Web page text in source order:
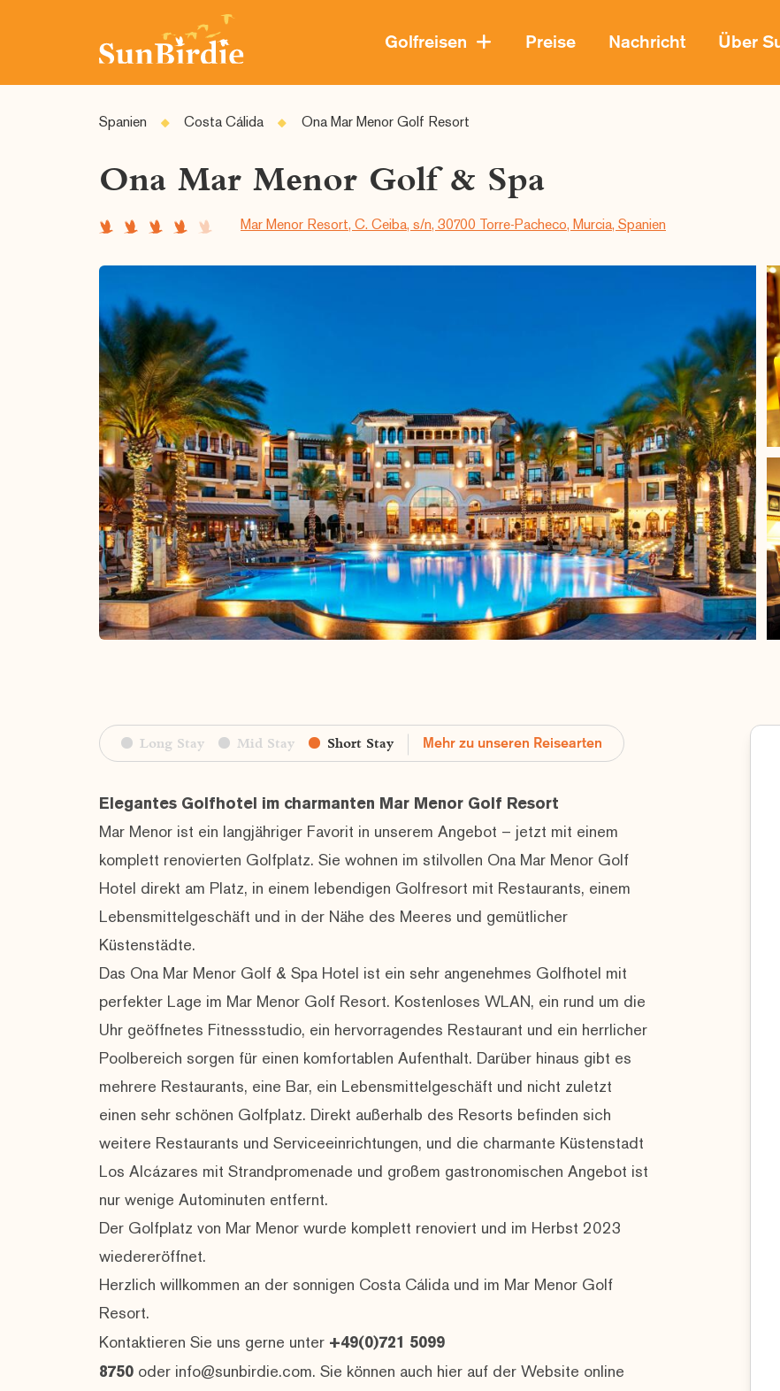
Golfreisen Preise Nachricht Über
Spanien Costa Cálida Ona Mar Menor Golf Resort
Ona Mar Menor Golf & Spa
Mar Menor Resort, C. Ceiba, s/n, 30700 Torre-Pacheco, Murcia, Spanien
Long Stay Mid Stay Short Stay Mehr zu unseren Reisearten
Elegantes Golfhotel im charmanten Mar Menor Golf Resort
Mar Menor ist ein langjähriger Favorit in unserem Angebot – jetzt mit einem
komplett renovierten Golfplatz. Sie wohnen im stilvollen Ona Mar Menor Golf
Hotel direkt am Platz, in einem lebendigen Golfresort mit Restaurants, einem
Lebensmittelgeschäft und in der Nähe des Meeres und gemütlicher
Küstenstädte.
Das Ona Mar Menor Golf & Spa Hotel ist ein sehr angenehmes Golfhotel mit
perfekter Lage im Mar Menor Golf Resort. Kostenloses WLAN, ein rund um die
Uhr geöffnetes Fitnessstudio, ein hervorragendes Restaurant und ein herrlicher
Poolbereich sorgen für einen komfortablen Aufenthalt. Darüber hinaus gibt es
mehrere Restaurants, eine Bar, ein Lebensmittelgeschäft und nicht zuletzt
einen sehr schönen Golfplatz. Direkt außerhalb des Resorts befinden sich
weitere Restaurants und Serviceeinrichtungen, und die charmante Küstenstadt
Los Alcázares mit Strandpromenade und großem gastronomischen Angebot ist
nur wenige Autominuten entfernt.
Der Golfplatz von Mar Menor wurde komplett renoviert und im Herbst 2023
wiedereröffnet.
Herzlich willkommen an der sonnigen Costa Cálida und im Mar Menor Golf
Resort.
Kontaktieren Sie uns gerne unter +49(0)721 5099
8750 oder info@sunbirdie.com. Sie können auch hier auf der Website online